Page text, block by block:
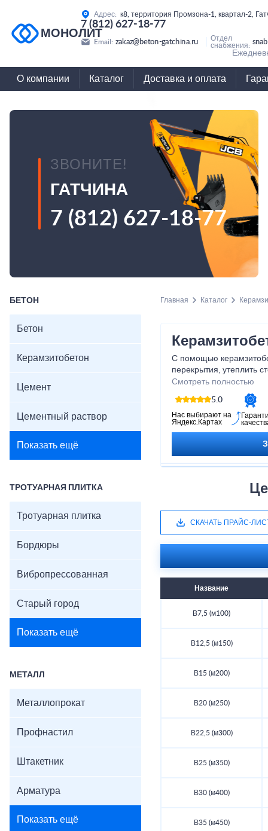
МОНОЛИТ
Адрес: к8, территория Промзона-1, квартал-2,
7 (812) 627-18-77
Email: zakaz@beton-gatchina.ru
Отдел
снабжения:
О компании Каталог Доставка и оплата
ЗВОНИТЕ!
ГАТЧИНА
7 (812) 627-18-77
БЕТОН
Бетон
Керамзитобетон
Цемент
Цементный раствор
Показать ещё
ТРОТУАРНАЯ ПЛИТКА
Тротуарная плитка
Бордюры
Вибропрессованная
Старый город
Показать ещё
МЕТАЛЛ
Металлопрокат
Профнастил
Штакетник
Арматура
Показать ещё
Главная Каталог
С помощью
перекрытия, утеплить
термоизоляционный
Смотреть полностью
5.0
Нас выбирают на
Яндекс.Картах
СКАЧАТЬ ПРАЙС-
Название
В7,5 (м100)
В12,5 (м150)
В15 (м200)
В20 (м250)
В22,5 (м300)
В25 (м350)
В30 (м400)
В35 (м450)